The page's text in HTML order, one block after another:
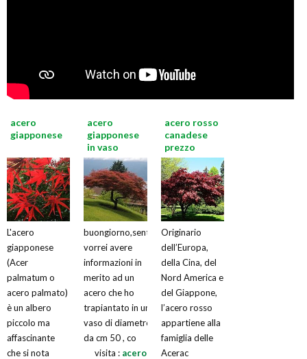
acero
giapponese
L'acero
giapponese
(Acer
palmatum o
acero palmato)
è un albero
piccolo ma
affascinante
che si nota
acero
giapponese
in vaso
buongiorno,senta
vorrei avere
informazioni in
merito ad un
acero che ho
trapiantato in un
vaso di diametro
da cm 50 , co
visita : acero
acero rosso
canadese
prezzo
Originario
dell’Europa,
della Cina, del
Nord America e
del Giappone,
l’acero rosso
appartiene alla
famiglia delle
Acerac